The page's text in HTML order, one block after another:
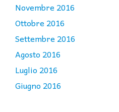
Novembre 2016
Ottobre 2016
Settembre 2016
Agosto 2016
Luglio 2016
Giugno 2016